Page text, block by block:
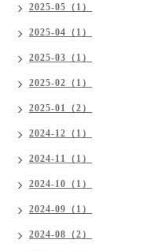
2025-05（1）
2025-04（1）
2025-03（1）
2025-02（1）
2025-01（2）
2024-12（1）
2024-11（1）
2024-10（1）
2024-09（1）
2024-08（2）